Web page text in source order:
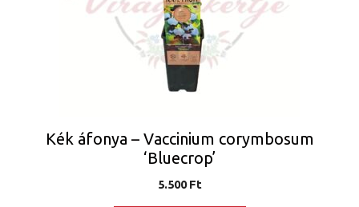
Kék áfonya – Vaccinium corymbosum
‘Bluecrop’
5.500Ft